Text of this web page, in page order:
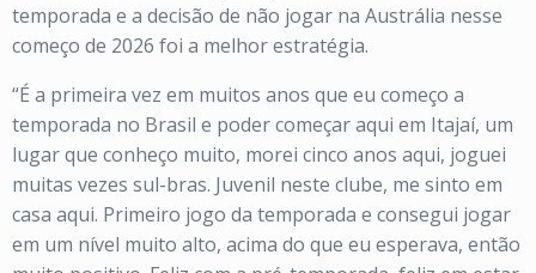
temporada e a decisão de não jogar na Austrália nesse
começo de 2026 foi a melhor estratégia.
“É a primeira vez em muitos anos que eu começo a
temporada no Brasil e poder começar aqui em Itajaí, um
lugar que conheço muito, morei cinco anos aqui, joguei
muitas vezes sul-bras. Juvenil neste clube, me sinto em
casa aqui. Primeiro jogo da temporada e consegui jogar
em um nível muito alto, acima do que eu esperava, então